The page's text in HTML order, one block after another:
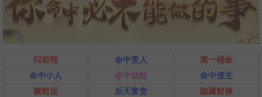
问前程 命中贵人
第一桶金
命中小人
命中劫财
命中债主
横财运
后天富贵
隐藏财禄